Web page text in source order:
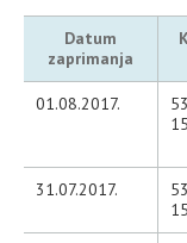
Datum
zaprimanja
01.08.2017.
31.07.2017.